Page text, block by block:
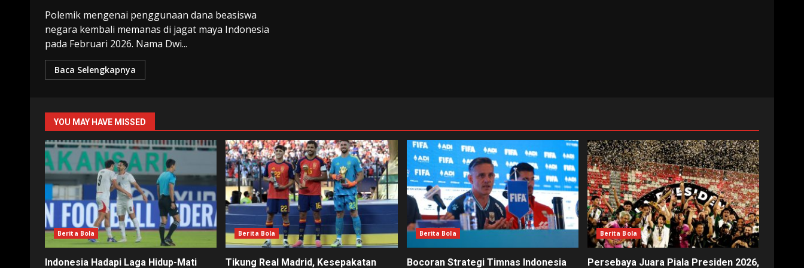
Polemik mengenai penggunaan dana beasiswa
negara kembali memanas di jagat maya Indonesia
pada Februari 2026. Nama Dwi...
Baca Selengkapnya
YOU MAY HAVE MISSED
Berita Bola
Indonesia Hadapi Laga Hidup-Mati
Berita Bola
Tikung Real Madrid, Kesepakatan
Berita Bola
Bocoran Strategi Timnas Indonesia
Berita Bola
Persebaya Juara Piala Presiden 2026,